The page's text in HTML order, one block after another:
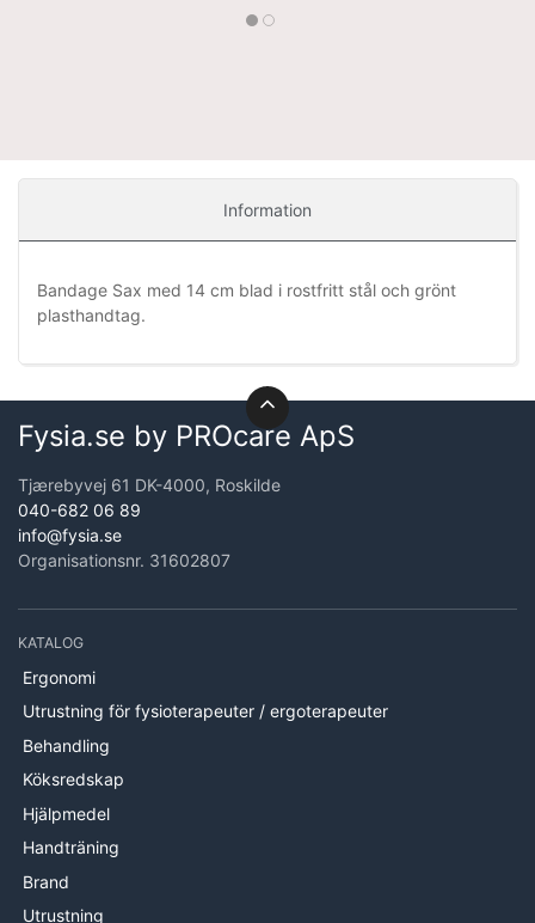
Information
Bandage Sax med 14 cm blad i rostfritt stål och grönt
plasthandtag.
Fysia.se by PROcare ApS
Tjærebyvej 61 DK-4000, Roskilde
040-682 06 89
info@fysia.se
Organisationsnr. 31602807
KATALOG
Ergonomi
Utrustning för fysioterapeuter / ergoterapeuter
Behandling
Köksredskap
Hjälpmedel
Handträning
Brand
Utrustning